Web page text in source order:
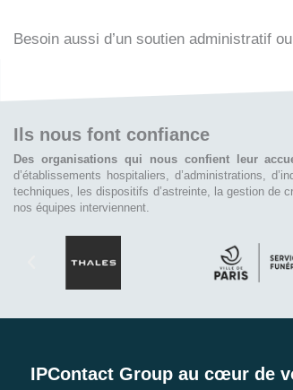
Besoin aussi d’un soutien administratif
Ils nous font confiance
Des organisations qui nous confient leur
d’établissements hospitaliers, d’administrations,
techniques, les dispositifs d’astreinte, la gestion de
nos équipes interviennent.
IPContact Group au cœur de